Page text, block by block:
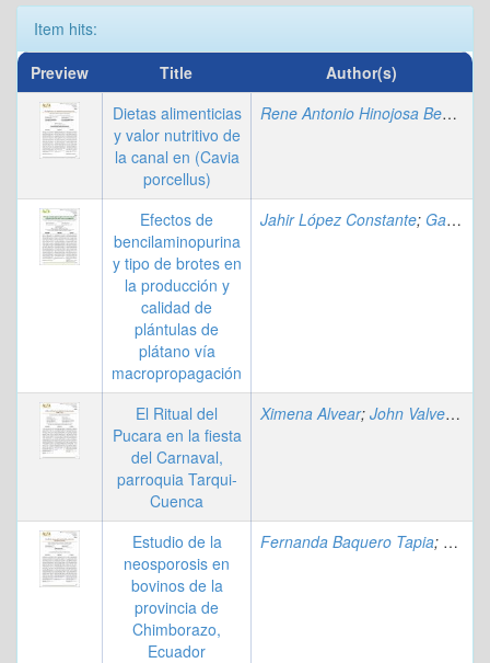
Item hits:
Preview
Title
Author(s)
Dietas alimenticias
y valor nutritivo de
la canal en (Cavia
porcellus)
Rene Antonio Hinojosa Benavides
Efectos de
bencilaminopurina
y tipo de brotes en
la producción y
calidad de
plántulas de
plátano vía
macropropagación
Jahir López Constante; Galo Cedeño García
El Ritual del
Pucara en la fiesta
del Carnaval,
parroquia Tarqui-
Cuenca
Ximena Alvear; John Valverde Minchala
Estudio de la
neosporosis en
bovinos de la
provincia de
Chimborazo,
Ecuador
Fernanda Baquero Tapia; Byron